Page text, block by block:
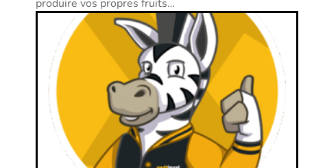
produire vos propres fruits…